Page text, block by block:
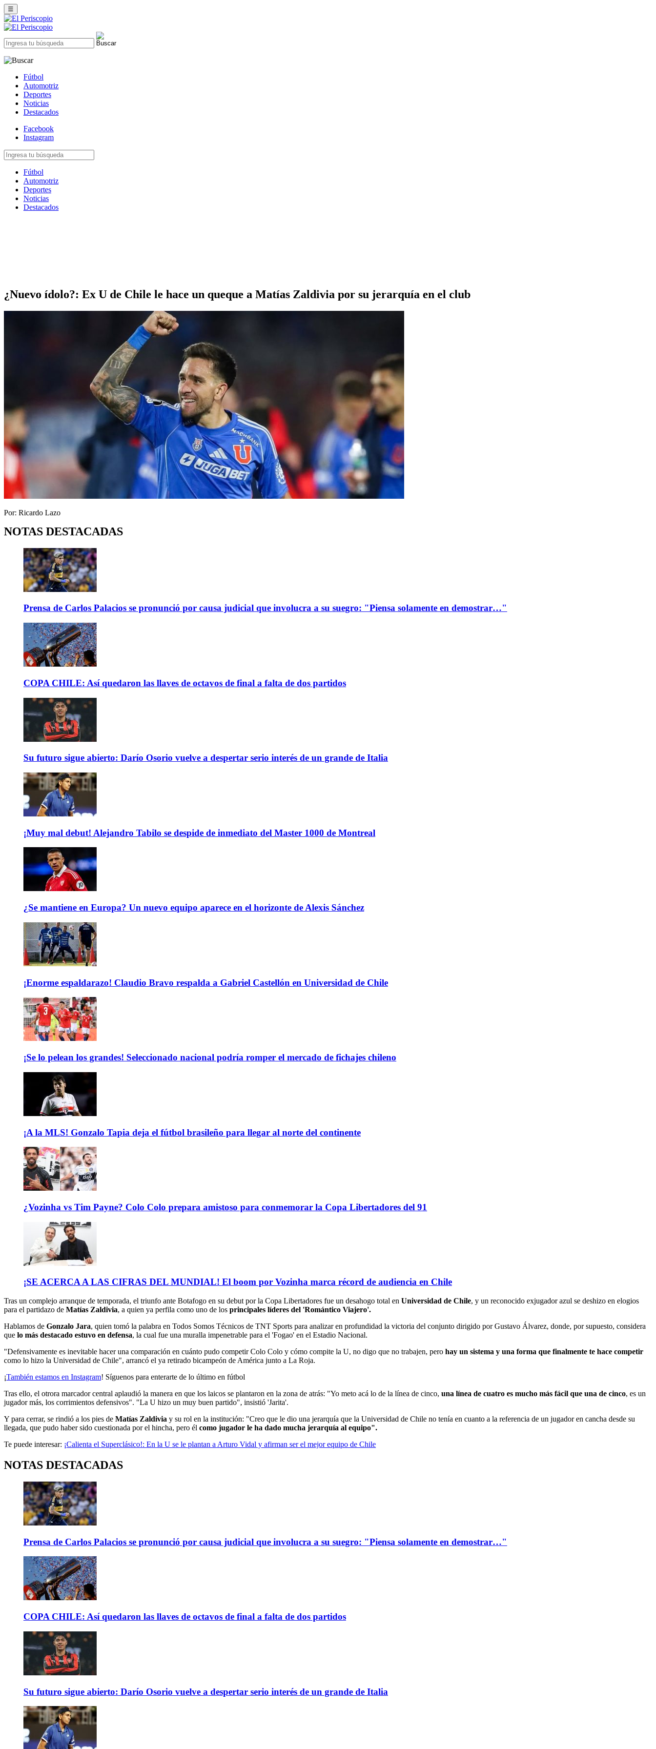
☰
Fútbol
Automotriz
Deportes
Noticias
Destacados
Facebook
Instagram
Fútbol
Automotriz
Deportes
Noticias
Destacados
¿Nuevo ídolo?: Ex U de Chile le hace un queque a Matías Zaldivia por su jerarquía en el club
Por: Ricardo Lazo
NOTAS DESTACADAS
Prensa de Carlos Palacios se pronunció por causa judicial que involucra a su suegro: "Piensa solamente en demostrar…"
COPA CHILE: Así quedaron las llaves de octavos de final a falta de dos partidos
Su futuro sigue abierto: Darío Osorio vuelve a despertar serio interés de un grande de Italia
¡Muy mal debut! Alejandro Tabilo se despide de inmediato del Master 1000 de Montreal
¿Se mantiene en Europa? Un nuevo equipo aparece en el horizonte de Alexis Sánchez
¡Enorme espaldarazo! Claudio Bravo respalda a Gabriel Castellón en Universidad de Chile
¡Se lo pelean los grandes! Seleccionado nacional podría romper el mercado de fichajes chileno
¡A la MLS! Gonzalo Tapia deja el fútbol brasileño para llegar al norte del continente
¿Vozinha vs Tim Payne? Colo Colo prepara amistoso para conmemorar la Copa Libertadores del 91
¡SE ACERCA A LAS CIFRAS DEL MUNDIAL! El boom por Vozinha marca récord de audiencia en Chile
Tras un complejo arranque de temporada, el triunfo ante Botafogo en su debut por la Copa Libertadores fue un desahogo total en Universidad de Chile, y un reconocido exjugador azul se deshizo en elogios
para el partidazo de Matías Zaldivia, a quien ya perfila como uno de los principales líderes del 'Romántico Viajero'.
Hablamos de Gonzalo Jara, quien tomó la palabra en Todos Somos Técnicos de TNT Sports para analizar en profundidad la victoria del conjunto dirigido por Gustavo Álvarez, donde, por supuesto, considera
que lo más destacado estuvo en defensa, la cual fue una muralla impenetrable para el 'Fogao' en el Estadio Nacional.
"Defensivamente es inevitable hacer una comparación en cuánto pudo competir Colo Colo y cómo compite la U, no digo que no trabajen, pero hay un sistema y una forma que finalmente te hace competir
como lo hizo la Universidad de Chile", arrancó el ya retirado bicampeón de América junto a La Roja.
¡También estamos en Instagram! Síguenos para enterarte de lo último en fútbol
Tras ello, el otrora marcador central aplaudió la manera en que los laicos se plantaron en la zona de atrás: "Yo meto acá lo de la línea de cinco, una línea de cuatro es mucho más fácil que una de cinco, es un
jugador más, los corrimientos defensivos". "La U hizo un muy buen partido", insistió 'Jarita'.
Y para cerrar, se rindió a los pies de Matías Zaldivia y su rol en la institución: "Creo que le dio una jerarquía que la Universidad de Chile no tenía en cuanto a la referencia de un jugador en cancha desde su
llegada, que pudo haber sido cuestionada por el hincha, pero él como jugador le ha dado mucha jerarquía al equipo".
Te puede interesar: ¡Calienta el Superclásico!: En la U se le plantan a Arturo Vidal y afirman ser el mejor equipo de Chile
NOTAS DESTACADAS
Prensa de Carlos Palacios se pronunció por causa judicial que involucra a su suegro: "Piensa solamente en demostrar…"
COPA CHILE: Así quedaron las llaves de octavos de final a falta de dos partidos
Su futuro sigue abierto: Darío Osorio vuelve a despertar serio interés de un grande de Italia